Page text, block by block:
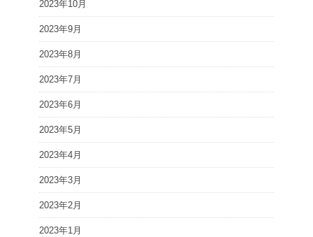
2023年10月
2023年9月
2023年8月
2023年7月
2023年6月
2023年5月
2023年4月
2023年3月
2023年2月
2023年1月